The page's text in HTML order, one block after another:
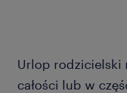
Urlop rodzicielski
całości lub w